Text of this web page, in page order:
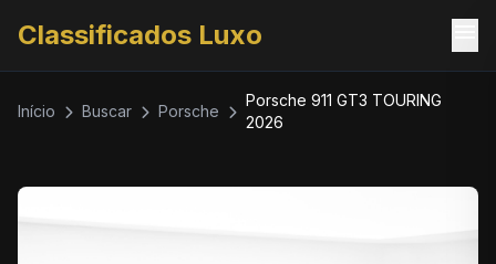
Classificados Luxo
Início Buscar Porsche
Porsche 911 GT3 TOURING
2026